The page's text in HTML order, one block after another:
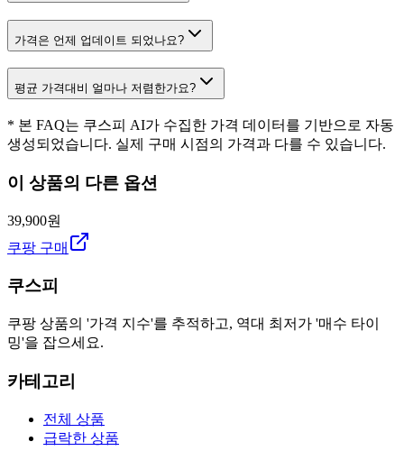
가격은 언제 업데이트 되었나요?
평균 가격대비 얼마나 저렴한가요?
* 본 FAQ는 쿠스피 AI가 수집한 가격 데이터를 기반으로 자동
생성되었습니다. 실제 구매 시점의 가격과 다를 수 있습니다.
이 상품의 다른 옵션
39,900원
쿠팡 구매
쿠스피
쿠팡 상품의 '가격 지수'를 추적하고, 역대 최저가 '매수 타이
밍'을 잡으세요.
카테고리
전체 상품
급락한 상품